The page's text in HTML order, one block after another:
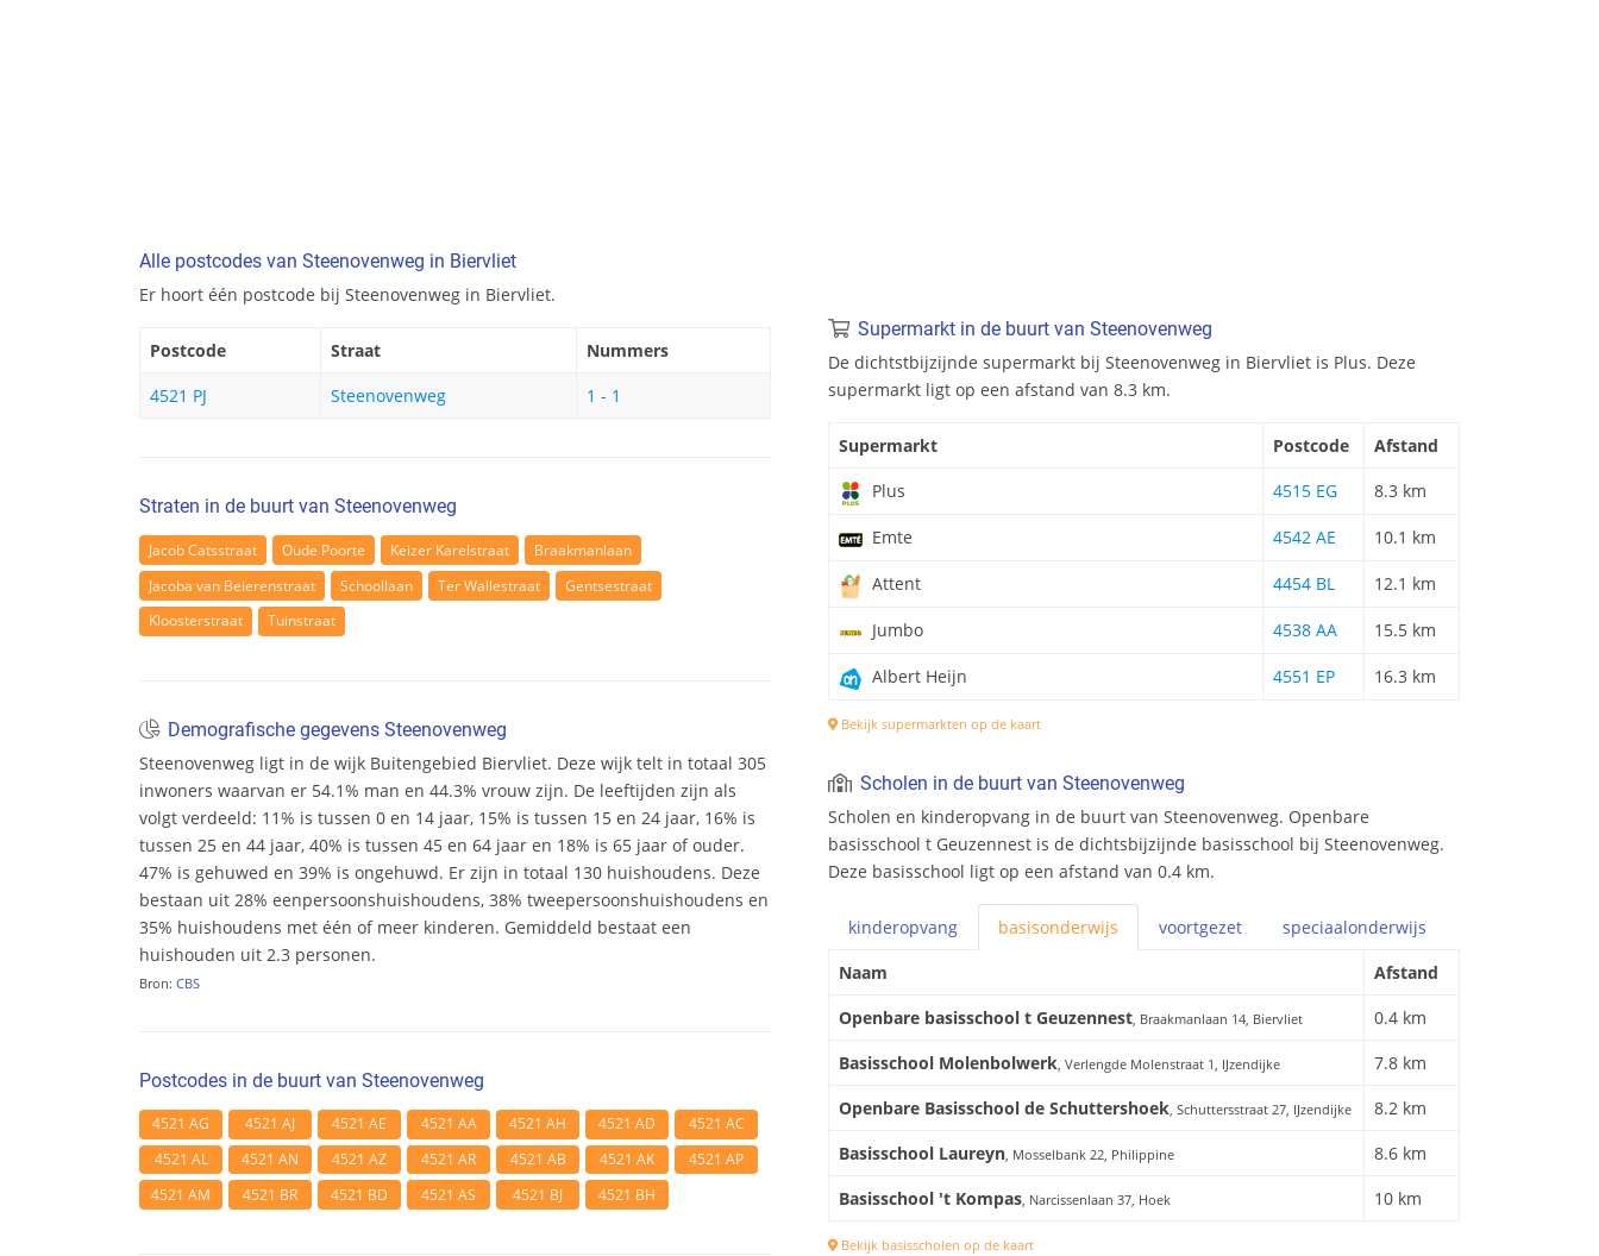
Alle postcodes van Steenovenweg in Biervliet
Er hoort één postcode bij Steenovenweg in Biervliet.
Postcode Straat
Nummers
4521 PJ
Steenovenweg 1 - 1
Straten in de buurt van Steenovenweg
Jacob Catsstraat Oude Poorte Keizer Karelstraat
Braakmanlaan
Jacoba van Beierenstraat
Schoollaan Ter Wallestraat
Gentsestraat
Kloosterstraat
Tuinstraat
Demografische gegevens Steenovenweg
Steenovenweg ligt in de wijk Buitengebied Biervliet. Deze wijk telt in totaal 305
inwoners waarvan er 54.1% man en 44.3% vrouw zijn. De leeftijden zijn als
volgt verdeeld: 11% is tussen 0 en 14 jaar, 15% is tussen 15 en 24 jaar, 16% is
tussen 25 en 44 jaar, 40% is tussen 45 en 64 jaar en 18% is 65 jaar of ouder.
47% is gehuwed en 39% is ongehuwd. Er zijn in totaal 130 huishoudens. Deze
bestaan uit 28% eenpersoonshuishoudens, 38% tweepersoonshuishoudens en
35% huishoudens met één of meer kinderen. Gemiddeld bestaat een
huishouden uit 2.3 personen.
Bron: CBS
Postcodes in de buurt van Steenovenweg
4521 AG 4521 AJ 4521 AE 4521 AA 4521 AH 4521 AD
4521 AC
4521 AL
4521 AN 4521 AZ 4521 AR 4521 AB 4521 AK
4521 AP
4521 AM
4521 BR 4521 BD 4521 AS 4521 BJ 4521 BH
Supermarkt in de buurt van Steenovenweg
De dichtstbijzijnde supermarkt bij Steenovenweg in Biervliet is Plus. Deze
supermarkt ligt op een afstand van 8.3 km.
Supermarkt Postcode
Afstand
Plus
4515 EG 8.3 km
Emte 4542 AE 10.1 km
Attent 4454 BL 12.1 km
Jumbo 4538 AA 15.5 km
Albert Heijn 4551 EP 16.3 km
Bekijk supermarkten op de kaart
Scholen in de buurt van Steenovenweg
Scholen en kinderopvang in de buurt van Steenovenweg. Openbare
basisschool t Geuzennest is de dichtsbijzijnde basisschool bij Steenovenweg.
Deze basisschool ligt op een afstand van 0.4 km.
kinderopvang basisonderwijs voortgezet speciaalonderwijs
Naam
Afstand
Openbare basisschool t Geuzennest, Braakmanlaan 14, Biervliet
0.4 km
Basisschool Molenbolwerk, Verlengde Molenstraat 1, IJzendijke
7.8 km
Openbare Basisschool de Schuttershoek, Schuttersstraat 27, IJzendijke
8.2 km
Basisschool Laureyn, Mosselbank 22, Philippine
8.6 km
Basisschool 't Kompas, Narcissenlaan 37, Hoek 10 km
Bekijk basisscholen op de kaart